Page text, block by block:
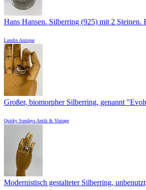
Hans Hansen. Silberring (925) mit 2 Steinen.
Lundin Antique
Großer, biomorpher Silberring, genannt
Quirky Sundays Antik & Vintage
Modernistisch gestalteter Silberring,